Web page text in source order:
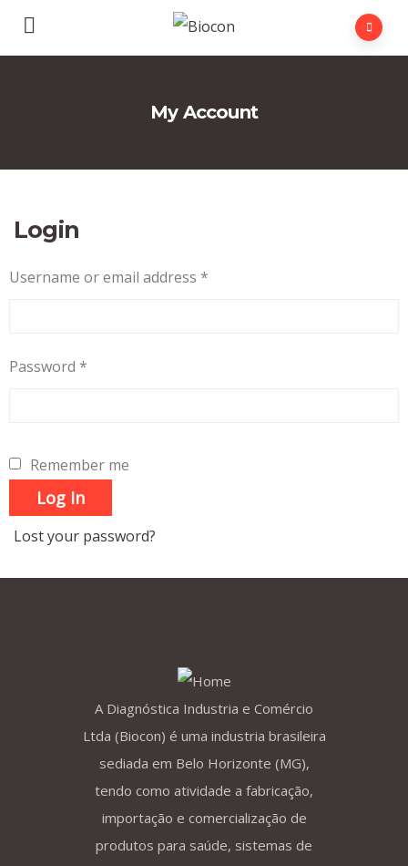
My Account
Login
Username or email address *
Password *
Remember me
Log In
Lost your password?
A Diagnóstica Industria e Comércio
Ltda (Biocon) é uma industria brasileira
sediada em Belo Horizonte (MG),
tendo como atividade a fabricação,
importação e comercialização de
produtos para saúde, sistemas de